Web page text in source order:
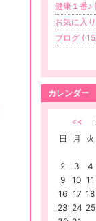
健康１番♪
お気に入
ブログ (
カレンダー
<<
日
月 火
2
3 4
9
10 11
16 17 18
23 24 25